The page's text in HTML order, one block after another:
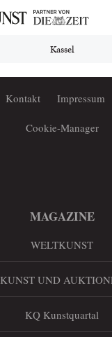
Kassel
Kontakt Impressum
Cookie-Manager
MAGAZINE
WELTKUNST
KUNST UND
KQ Kunstquartal